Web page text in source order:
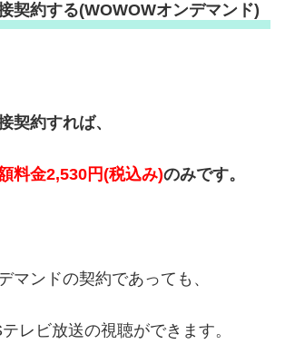
契約する(WOWOWオンデマンド)
契約すれば、
料金2,530円(税込み)のみです。
マンドの契約であっても、
レビ放送の視聴ができます。